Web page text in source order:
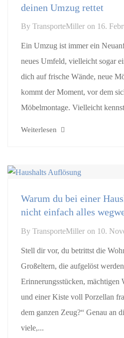
deinen Umzug rettet
By TransporteMiller on 16.
Ein Umzug ist immer ein
neues Umfeld, vielleicht sogar
dich auf frische Wände, neue
kommt der Moment, vor dem
Möbelmontage. Vielleicht
Weiterlesen
Warum du bei einer
nicht einfach alles
By TransporteMiller on 10.
Stell dir vor, du betrittst die
Großeltern, die aufgelöst
Erinnerungsstücken, mächtigen
und einer Kiste voll Porzellan
dem ganzen Zeug?“ Genau an
viele,...